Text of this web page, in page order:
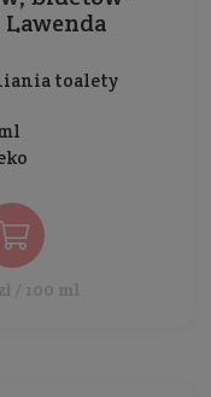
Lawenda
toalety
/ 100 ml